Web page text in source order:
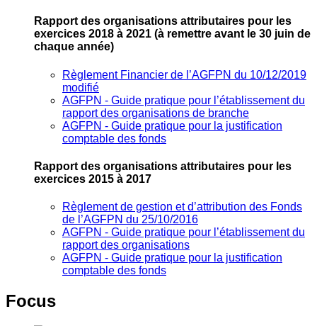
Rapport des organisations attributaires pour les
exercices 2018 à 2021 (à remettre avant le 30 juin de
chaque année)
Règlement Financier de l’AGFPN du 10/12/2019
modifié
AGFPN ‐ Guide pratique pour l’établissement du
rapport des organisations de branche
AGFPN ‐ Guide pratique pour la justification
comptable des fonds
Rapport des organisations attributaires pour les
exercices 2015 à 2017
Règlement de gestion et d’attribution des Fonds
de l’AGFPN du 25/10/2016
AGFPN ‐ Guide pratique pour l’établissement du
rapport des organisations
AGFPN ‐ Guide pratique pour la justification
comptable des fonds
Focus